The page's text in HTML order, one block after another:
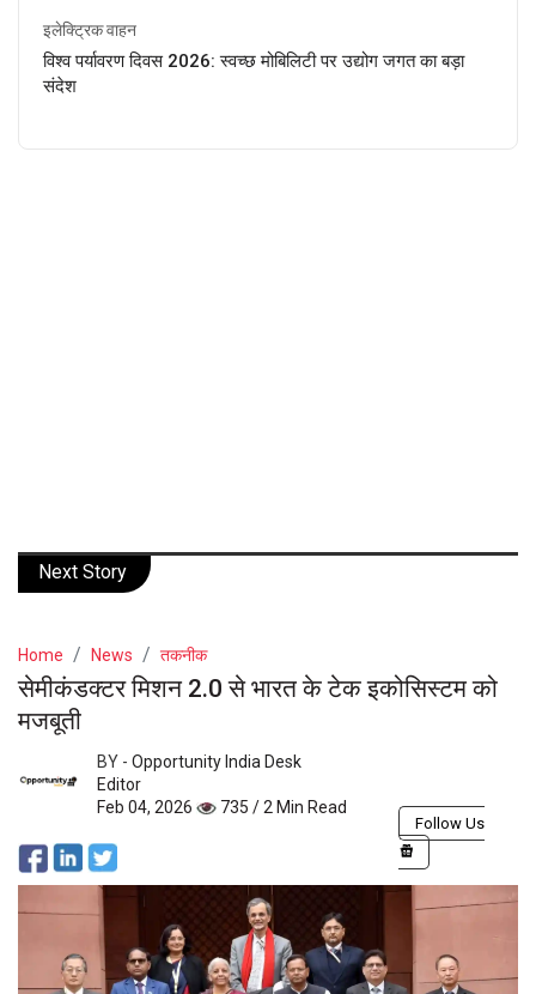
इलेक्ट्रिक वाहन
विश्व पर्यावरण दिवस 2026: स्वच्छ मोबिलिटी पर उद्योग जगत का बड़ा
संदेश
Next Story
Home News तकनीक
सेमीकंडक्टर मिशन 2.0 से भारत के टेक इकोसिस्टम को
मजबूती
BY - Opportunity India Desk
Editor
Feb 04, 2026
735 / 2 Min Read
Follow Us